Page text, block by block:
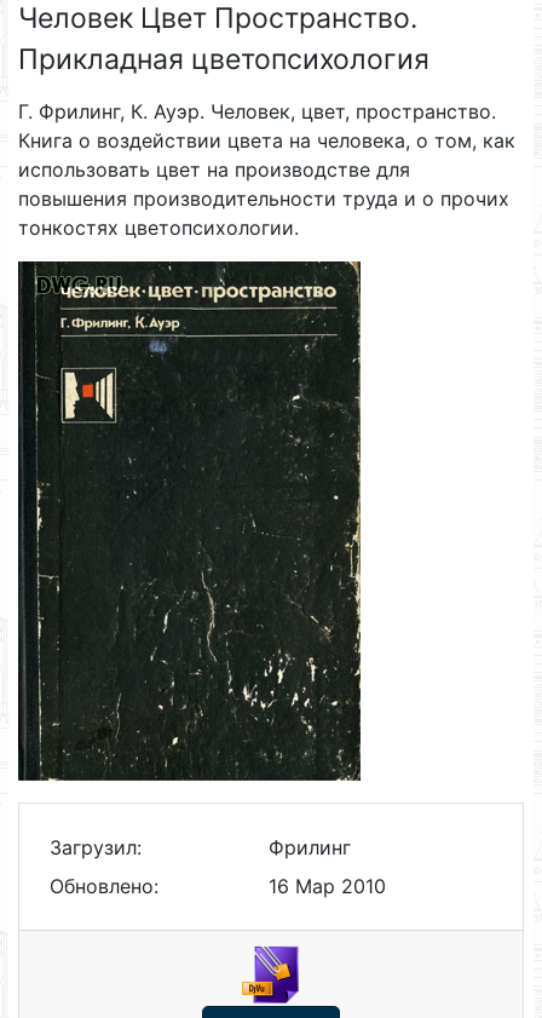
Человек Цвет Пространство.
Прикладная цветопсихология
Г. Фрилинг, К. Ауэр. Человек, цвет, пространство.
Книга о воздействии цвета на человека, о том, как
использовать цвет на производстве для
повышения производительности труда и о прочих
тонкостях цветопсихологии.
Загрузил:
Фрилинг
Обновлено:
16 Мар 2010